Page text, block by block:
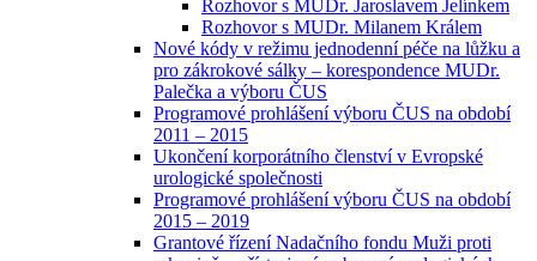
Rozhovor s MUDr. Jaroslavem Jelínkem
Rozhovor s MUDr. Milanem Králem
Nové kódy v režimu jednodenní péče na lůžku a
pro zákrokové sálky – korespondence MUDr.
Palečka a výboru ČUS
Programové prohlášení výboru ČUS na období
2011 – 2015
Ukončení korporátního členství v Evropské
urologické společnosti
Programové prohlášení výboru ČUS na období
2015 – 2019
Grantové řízení Nadačního fondu Muži proti